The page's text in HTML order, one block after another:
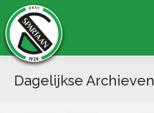
Dagelijkse Archieven